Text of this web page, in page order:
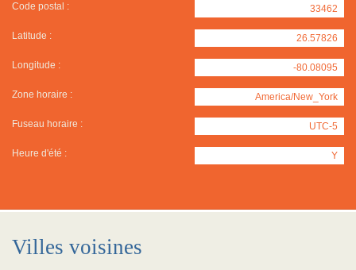
Code postal : 33462
Latitude : 26.57826
Longitude : -80.08095
Zone horaire : America/New_York
Fuseau horaire : UTC-5
Heure d'été : Y
Villes voisines